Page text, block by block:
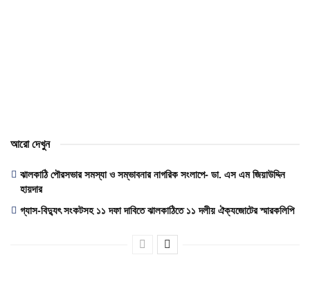
আরো দেখুন
ঝালকাঠি পৌরসভার সমস্যা ও সম্ভাবনার নাগরিক সংলাপে- ডা. এস এম জিয়াউদ্দিন
হায়দার
গ্যাস-বিদ্যুৎ সংকটসহ ১১ দফা দাবিতে ঝালকাঠিতে ১১ দলীয় ঐক্যজোটের স্মারকলিপি